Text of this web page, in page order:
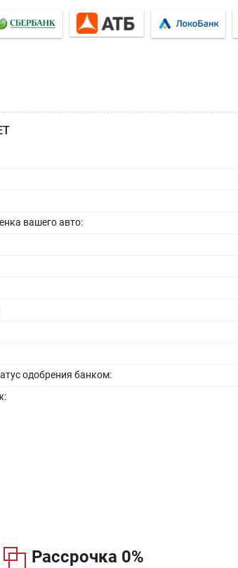
вашего авто:
одобрения банком:
Рассрочка 0%